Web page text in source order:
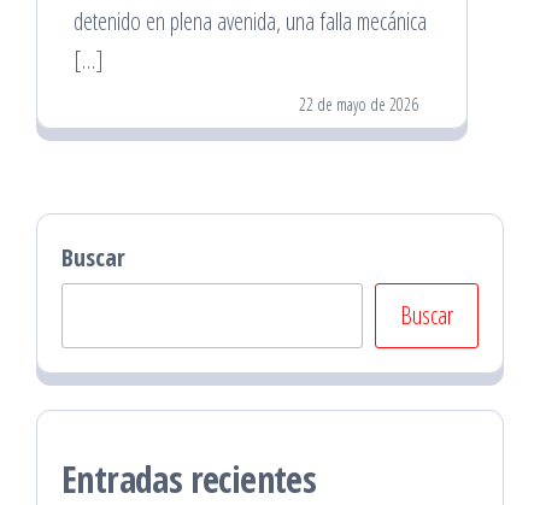
detenido en plena avenida, una falla mecánica
[…]
22 de mayo de 2026
Buscar
Buscar
Entradas recientes